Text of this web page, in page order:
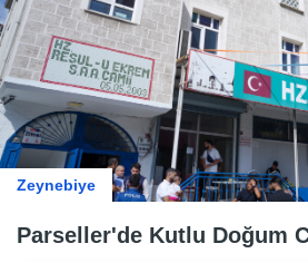
Zeynebiye
​​​​​​​Parseller'de Kutlu Doğum